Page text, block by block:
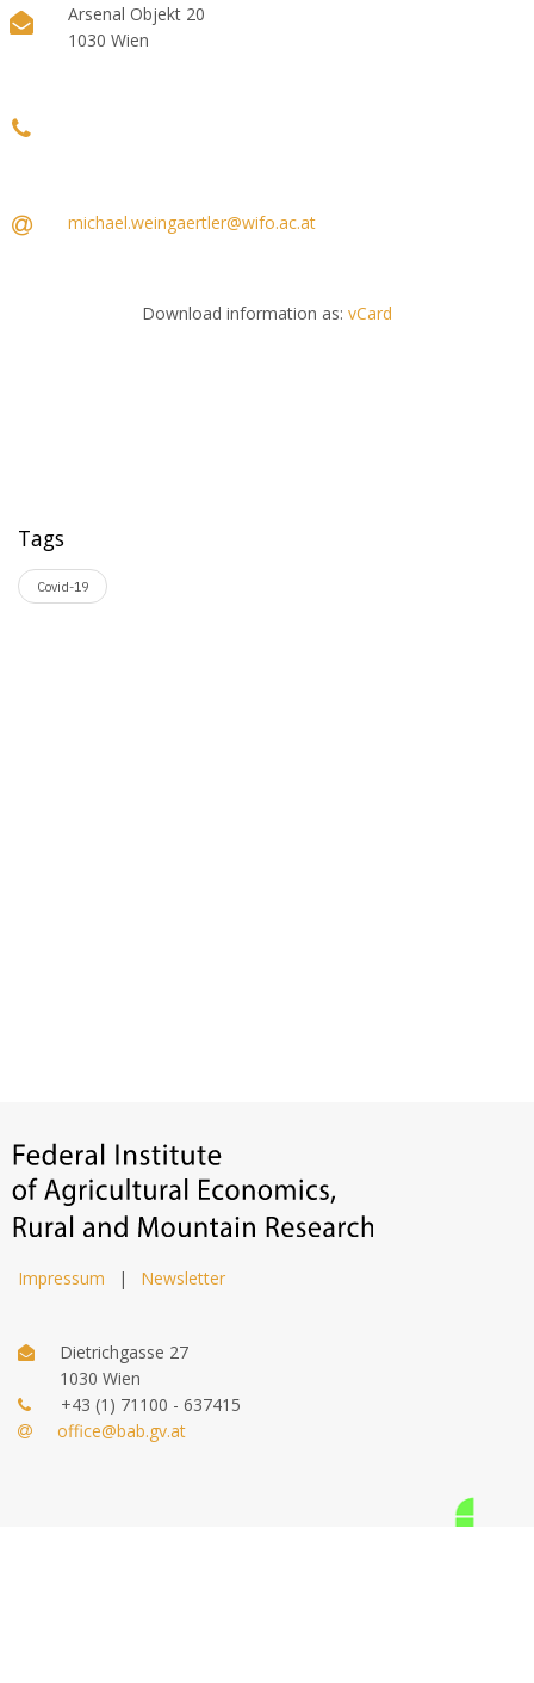
Arsenal Objekt 20
1030 Wien
michael.weingaertler@wifo.ac.at
Download information as: vCard
Tags
Covid-19
Impressum | Newsletter
Dietrichgasse 27
1030 Wien
+43 (1) 71100 - 637415
office@bab.gv.at